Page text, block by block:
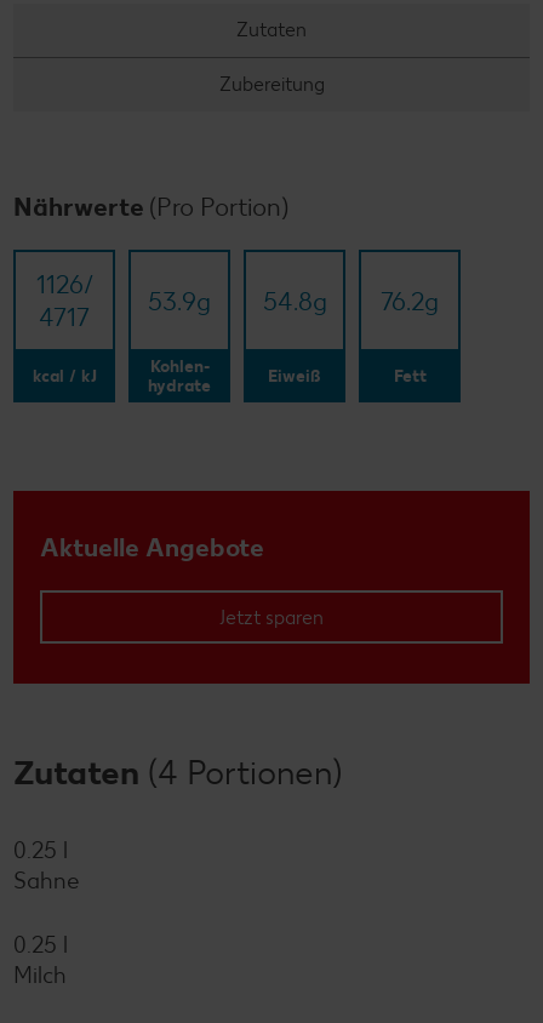
Zutaten
Zubereitung
Nährwerte (Pro Portion)
1126/​
4717
kcal / kJ
53.9g
Kohlen-
hydrate
54.8g
Eiweiß
76.2g
Fett
Aktuelle Angebote
Jetzt sparen
Zutaten (4 Portionen)
0.25 l
Sahne
0.25 l
Milch